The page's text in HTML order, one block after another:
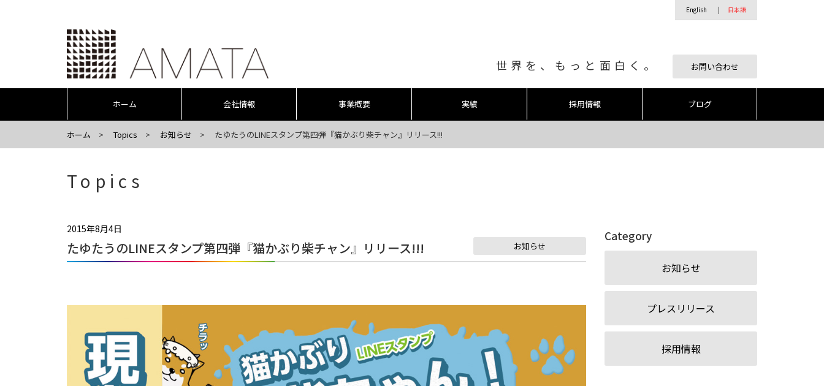
English 日本語
世界を、もっと面白く。 お問い合わせ
ホーム 会社情報 事業概要 実績 採用情報 ブログ
ホーム Topics お知らせ たゆたうのLINEスタンプ第四弾『猫かぶり柴チャン』リリース!!!
Topics
2015年8月4日
お知らせ
たゆたうのLINEスタンプ第四弾『猫かぶり柴チャン』リリース!!!
Category
お知らせ
プレスリリース
採用情報